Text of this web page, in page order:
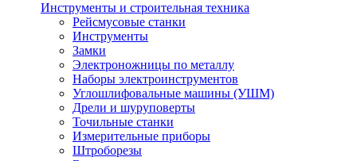
Инструменты и строительная техника
Рейсмусовые станки
Инструменты
Замки
Электроножницы по металлу
Наборы электроинструментов
Углошлифовальные машины (УШМ)
Дрели и шуруповерты
Точильные станки
Измерительные приборы
Штроборезы